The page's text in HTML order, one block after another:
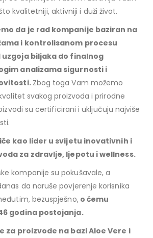
kvalitetniji, aktivniji i duži život.
da je rad kompanije baziran na
i kontrolisanom procesu
uzgoja biljaka do finalnog
analizama sigurnosti i
Zbog toga Vam možemo
svakog proizvoda i prirodne
su certificirani i uključuju najviše
kao lider u svijetu inovativnih i
za zdravlje, ljepotu i wellness.
kompanije su pokušavale, a
da naruše povjerenje korisnika
bezuspješno,o čemu
godina postojanja.
za proizvode na bazi Aloe Vere i